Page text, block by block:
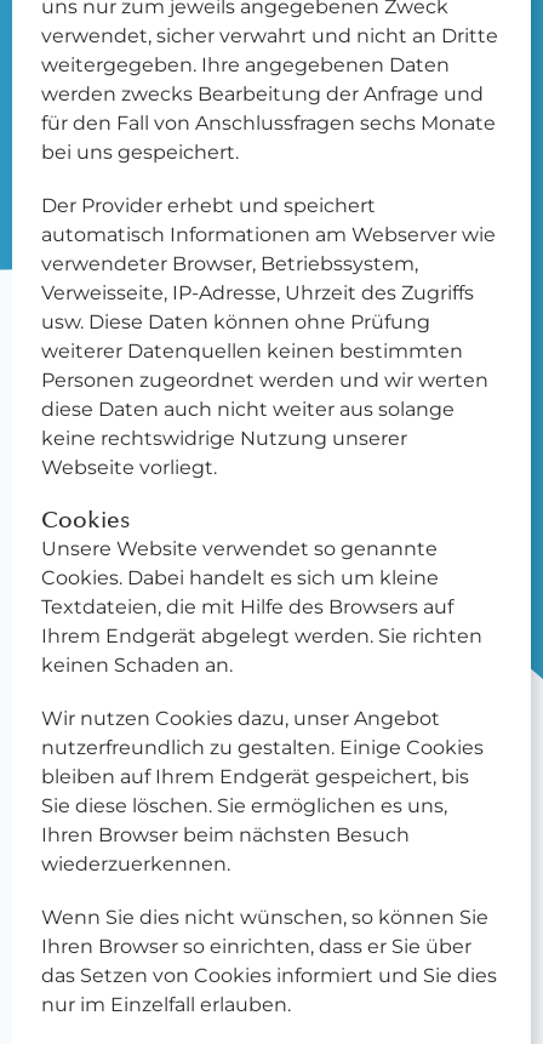
uns nur zum jeweils angegebenen Zweck
verwendet, sicher verwahrt und nicht an Dritte
weitergegeben. Ihre angegebenen Daten
werden zwecks Bearbeitung der Anfrage und
für den Fall von Anschlussfragen sechs Monate
bei uns gespeichert.
Der Provider erhebt und speichert
automatisch Informationen am Webserver wie
verwendeter Browser, Betriebssystem,
Verweisseite, IP-Adresse, Uhrzeit des Zugriffs
usw. Diese Daten können ohne Prüfung
weiterer Datenquellen keinen bestimmten
Personen zugeordnet werden und wir werten
diese Daten auch nicht weiter aus solange
keine rechtswidrige Nutzung unserer
Webseite vorliegt.
Cookies
Unsere Website verwendet so genannte
Cookies. Dabei handelt es sich um kleine
Textdateien, die mit Hilfe des Browsers auf
Ihrem Endgerät abgelegt werden. Sie richten
keinen Schaden an.
Wir nutzen Cookies dazu, unser Angebot
nutzerfreundlich zu gestalten. Einige Cookies
bleiben auf Ihrem Endgerät gespeichert, bis
Sie diese löschen. Sie ermöglichen es uns,
Ihren Browser beim nächsten Besuch
wiederzuerkennen.
Wenn Sie dies nicht wünschen, so können Sie
Ihren Browser so einrichten, dass er Sie über
das Setzen von Cookies informiert und Sie dies
nur im Einzelfall erlauben.